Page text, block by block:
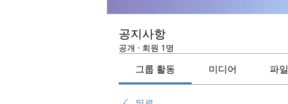
공지사항
공개 · 회원 1명
그룹 활동 미디어 파일